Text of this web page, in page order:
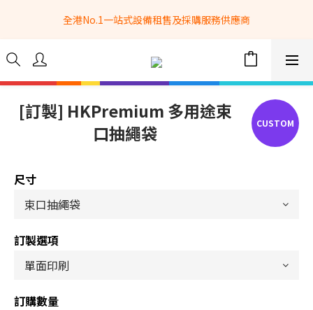
全港No.1一站式設備租售及採購服務供應商
全港No.1一站式設備租售及採購服務供應商
選購現貨產品全單滿$3500自家專送免運費 (只限網站落單, 不適用
於急單, 訂制產品, 屏風, 籠車, 舞台等)
info@hkbasket.com
全港No.1一站式設備租售及採購服務供應商
[訂製] HKPremium 多用途束
口抽繩袋
尺寸
訂製選項
訂購數量